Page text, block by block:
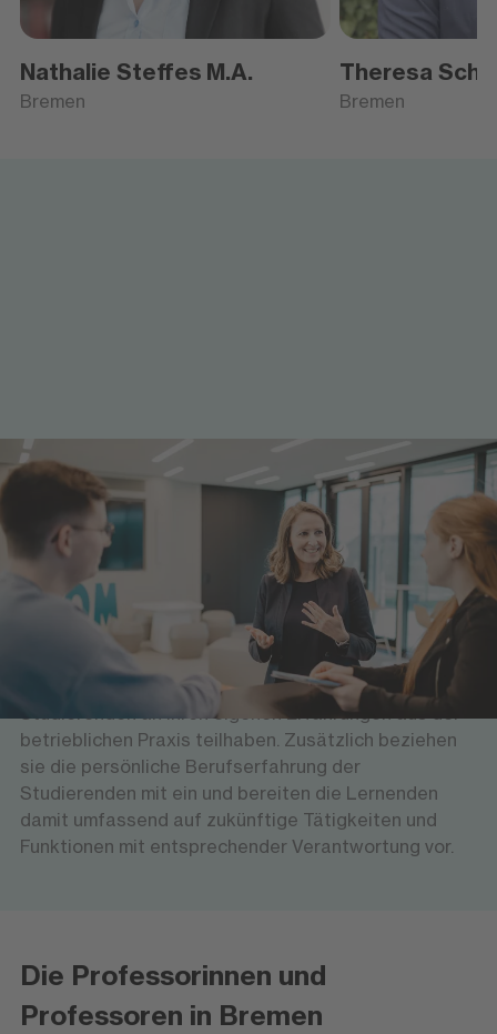
Nathalie Steffes M.A.
Bremen
Theresa
Bremen
Lehrende am Hochschulzentrum
Versierte Professorinnen und Professoren sowie
erfahrene Führungskräfte bieten den Studierenden
am Hochschulzentrum Bremen eine wissenschaftlich
hochwertige und gleichzeitig anwendungsorientierte
Lehre. Theoretische Grundlagen vermitteln sie mit
Bezug zur Wirtschaftspraxis und lassen die
Studierenden an ihren eigenen Erfahrungen aus der
betrieblichen Praxis teilhaben. Zusätzlich beziehen
sie die persönliche Berufserfahrung der
Studierenden mit ein und bereiten die Lernenden
damit umfassend auf zukünftige Tätigkeiten und
Funktionen mit entsprechender Verantwortung vor.
Die Professorinnen und
Professoren in Bremen